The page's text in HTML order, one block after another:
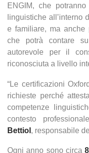
ENGIM, che
linguistiche all’interno
e familiare, ma anche
che potrà contare
autorevole per il
riconosciuta a livello
“Le certificazioni
richieste perché
competenze
contesto
Bettiol , responsabile
Ogni anno sono circa